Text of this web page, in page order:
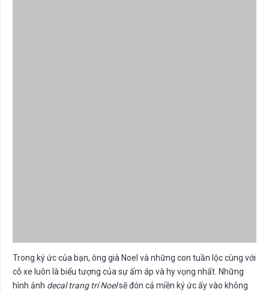
Trong ký ức của bạn, ông già Noel và những con tuần lộc cùng với
cỗ xe luôn là biểu tượng của sự ấm áp và hy vọng nhất. Những
hình ảnh decal trang trí Noelsẽ đón cả miền ký ức ấy vào không